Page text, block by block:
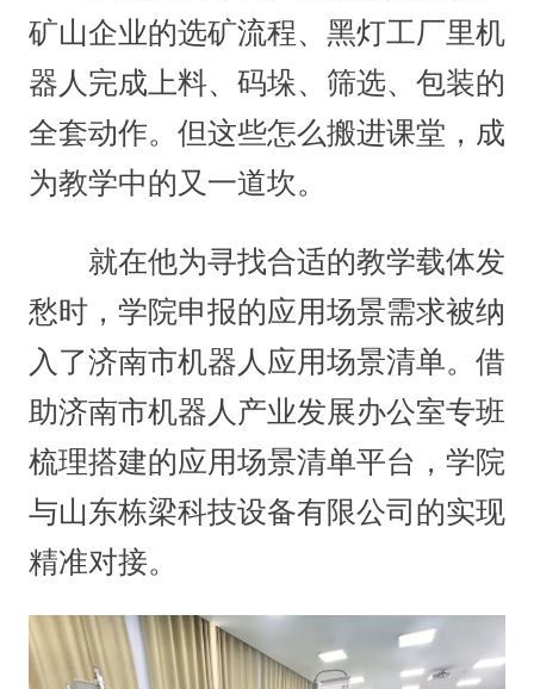
矿山企业的选矿流程、黑灯工厂里机
器人完成上料、码垛、筛选、包装的
全套动作。但这些怎么搬进课堂，成
为教学中的又一道坎。
就在他为寻找合适的教学载体发
愁时，学院申报的应用场景需求被纳
入了济南市机器人应用场景清单。借
助济南市机器人产业发展办公室专班
梳理搭建的应用场景清单平台，学院
与山东栋梁科技设备有限公司的实现
精准对接。